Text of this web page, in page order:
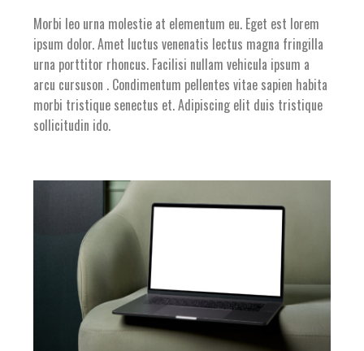
Morbi leo urna molestie at elementum eu. Eget est lorem
ipsum dolor. Amet luctus venenatis lectus magna fringilla
urna porttitor rhoncus. Facilisi nullam vehicula ipsum a
arcu cursuson . Condimentum pellentes vitae sapien habita
morbi tristique senectus et. Adipiscing elit duis tristique
sollicitudin ido.